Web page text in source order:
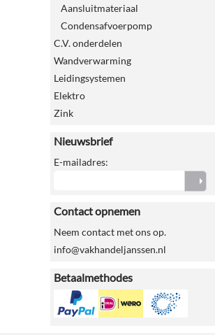
Aansluitmateriaal
Condensafvoerpomp
C.V. onderdelen
Wandverwarming
Leidingsystemen
Elektro
Zink
Nieuwsbrief
E-mailadres:
Contact opnemen
Neem contact met ons op.
info@vakhandeljanssen.nl
Betaalmethodes